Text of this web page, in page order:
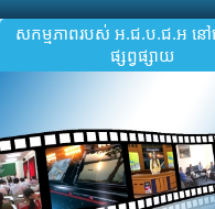
សកម្មភាពរបស់ អ.ជ.ប.ជ.អ នៅ
ផ្សព្វផ្សាយ